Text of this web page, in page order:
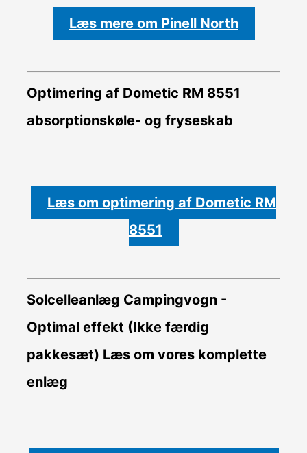
Læs mere om Pinell North
Optimering af Dometic RM 8551
absorptionskøle- og fryseskab
Læs om optimering af Dometic RM
8551
Solcelleanlæg Campingvogn -
Optimal effekt (Ikke færdig
pakkesæt) Læs om vores komplette
enlæg